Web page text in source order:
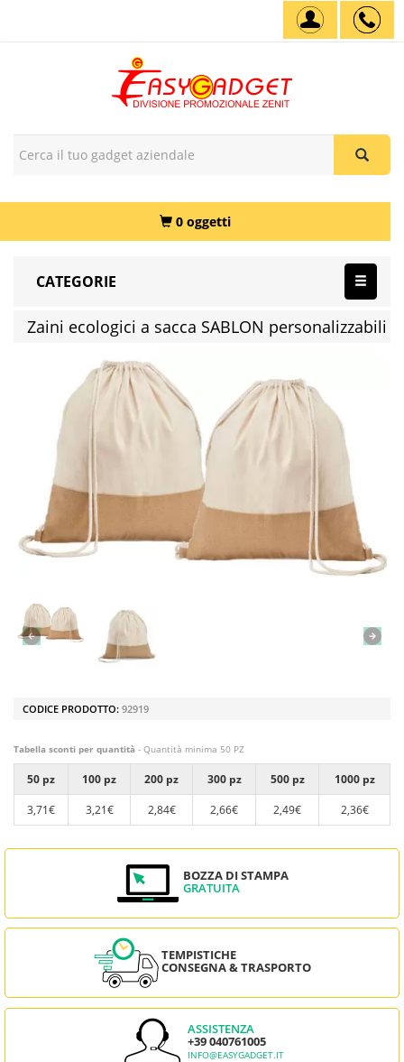
0 oggetti
CATEGORIE
Zaini ecologici a sacca SABLON personalizzabili
CODICE PRODOTTO: 92919
Tabella sconti per quantità - Quantità minima 50 PZ
50 pz 100 pz 200 pz 300 pz 500 pz
1000 pz
3,71€
3,21€ 2,84€ 2,66€ 2,49€ 2,36€
BOZZA DI STAMPA
GRATUITA
TEMPISTICHE
CONSEGNA & TRASPORTO
ASSISTENZA
+39 040761005
INFO@EASYGADGET.IT